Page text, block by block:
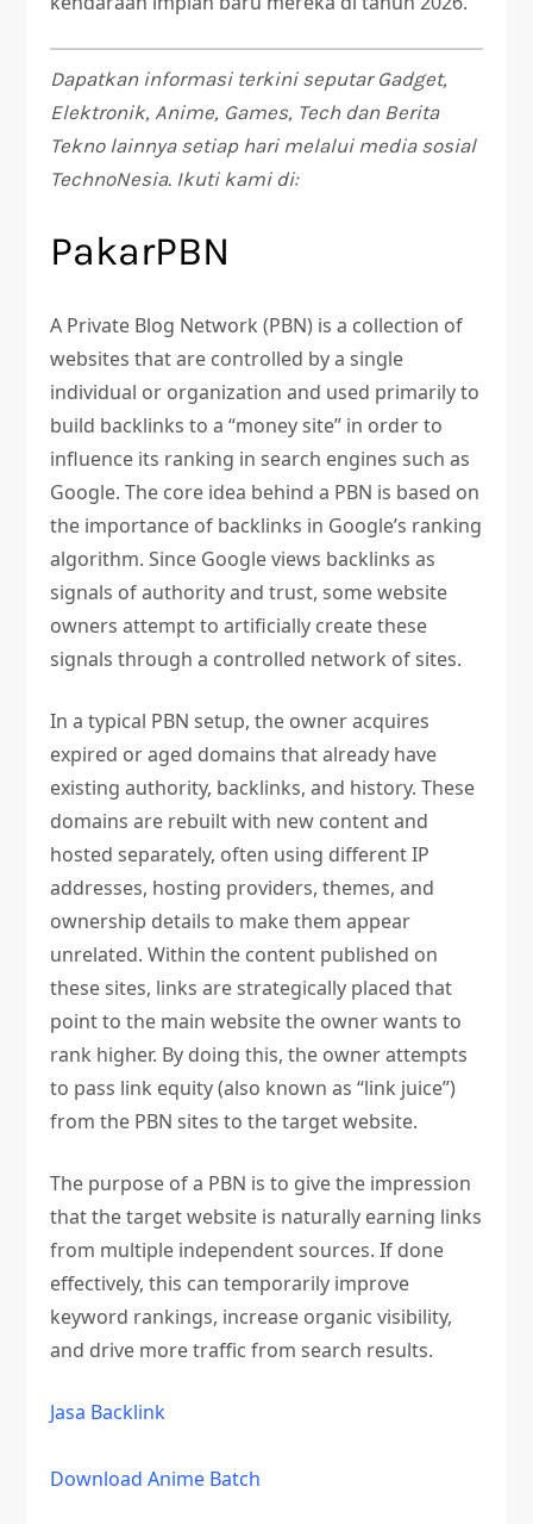
Dapatkan informasi terkini seputar Gadget,
Elektronik, Anime, Games, Tech dan Berita
Tekno lainnya setiap hari melalui media sosial
TechnoNesia. Ikuti kami di:
PakarPBN
A Private Blog Network (PBN) is a collection of
websites that are controlled by a single
individual or organization and used primarily to
build backlinks to a “money site” in order to
influence its ranking in search engines such as
Google. The core idea behind a PBN is based on
the importance of backlinks in Google’s ranking
algorithm. Since Google views backlinks as
signals of authority and trust, some website
owners attempt to artificially create these
signals through a controlled network of sites.
In a typical PBN setup, the owner acquires
expired or aged domains that already have
existing authority, backlinks, and history. These
domains are rebuilt with new content and
hosted separately, often using different IP
addresses, hosting providers, themes, and
ownership details to make them appear
unrelated. Within the content published on
these sites, links are strategically placed that
point to the main website the owner wants to
rank higher. By doing this, the owner attempts
to pass link equity (also known as “link juice”)
from the PBN sites to the target website.
The purpose of a PBN is to give the impression
that the target website is naturally earning links
from multiple independent sources. If done
effectively, this can temporarily improve
keyword rankings, increase organic visibility,
and drive more traffic from search results.
Jasa Backlink
Download Anime Batch